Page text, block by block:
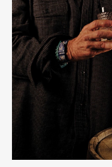
Pen
Official